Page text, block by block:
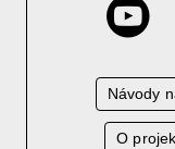
Návody
O